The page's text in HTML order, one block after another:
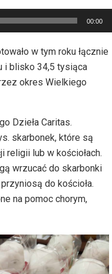
00:00
w tym roku łącznie
i blisko 34,5 tysiąca
okres Wielkiego
Dzieła Caritas.
skarbonek, które są
lub w kościołach.
wrzucać do skarbonki
do kościoła.
na pomoc chorym,